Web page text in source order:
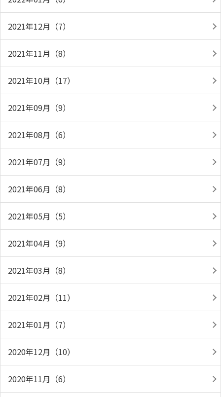
2021年12月（7）
2021年11月（8）
2021年10月（17）
2021年09月（9）
2021年08月（6）
2021年07月（9）
2021年06月（8）
2021年05月（5）
2021年04月（9）
2021年03月（8）
2021年02月（11）
2021年01月（7）
2020年12月（10）
2020年11月（6）